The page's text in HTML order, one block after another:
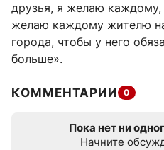
друзья, я желаю каждому,
желаю каждому жителю
города, чтобы у него
больше».
КОММЕНТАРИИ 0
Пока нет ни
Начните